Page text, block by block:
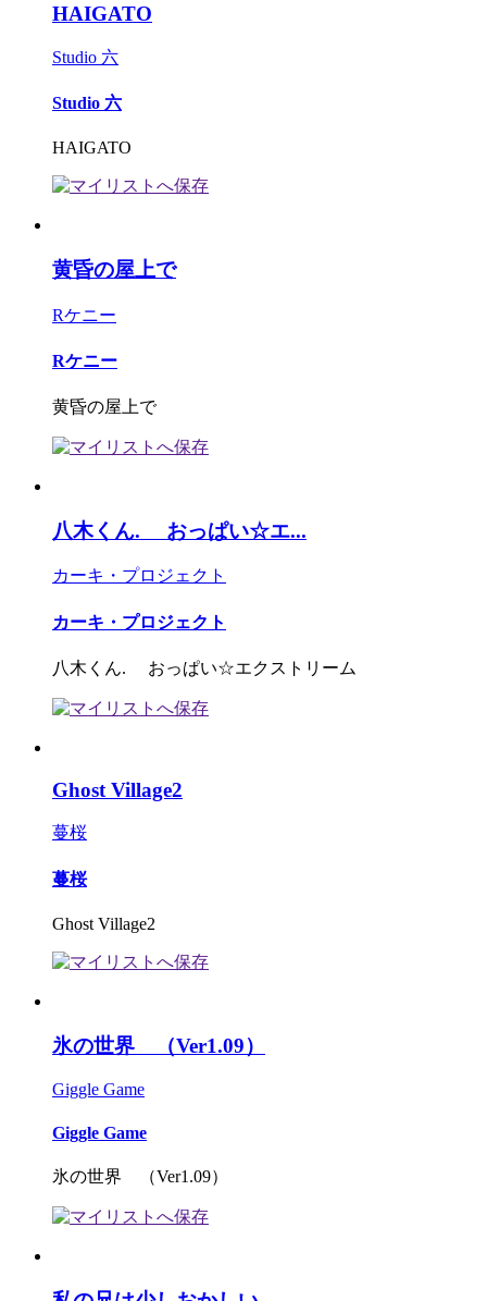
HAIGATO
Studio 六
Studio 六
HAIGATO
黄昏の屋上で
Rケニー
Rケニー
黄昏の屋上で
八木くん. おっぱい☆エ...
カーキ・プロジェクト
カーキ・プロジェクト
八木くん. おっぱい☆エクストリーム
Ghost Village2
蔓桜
蔓桜
Ghost Village2
氷の世界 （Ver1.09）
Giggle Game
Giggle Game
氷の世界 （Ver1.09）